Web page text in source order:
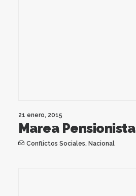
21 enero, 2015
Marea Pensionista
Conflictos Sociales, Nacional